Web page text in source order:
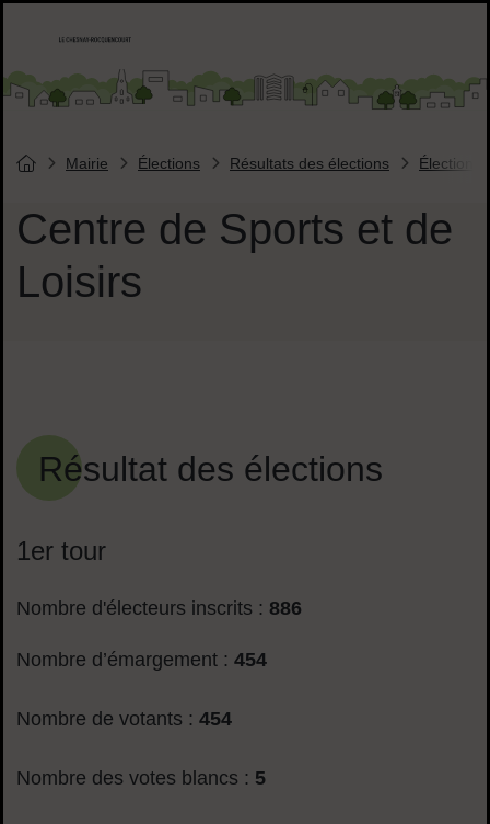
Liens réseaux sociaux
Centre de Sports et de
Loisirs
Vous êtes ici :
Page d'accueil du site
Mairie Élections Résultats des élections Élections
Résultat des élections
1er tour
Nombre d'électeurs inscrits : 886
Nombre d’émargement : 454
Nombre de votants : 454
Nombre des votes blancs : 5